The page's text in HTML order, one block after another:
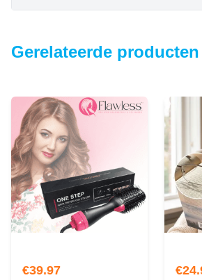
Gerelateerde producten
€39.97 €